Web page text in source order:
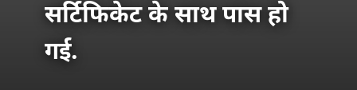
सर्टिफिकेट के साथ पास हो
गई.